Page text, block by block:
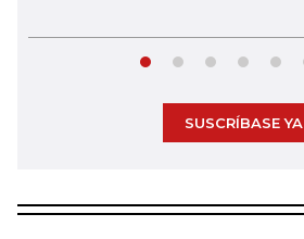
SUSCRÍBASE YA